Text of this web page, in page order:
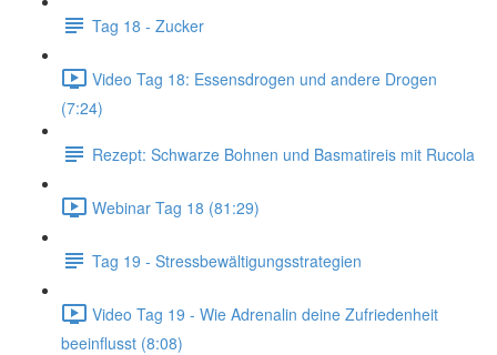
Tag 18 - Zucker
Video Tag 18: Essensdrogen und andere Drogen
(7:24)
Rezept: Schwarze Bohnen und Basmatireis mit Rucola
Webinar Tag 18 (81:29)
Tag 19 - Stressbewältigungsstrategien
Video Tag 19 - Wie Adrenalin deine Zufriedenheit
beeinflusst (8:08)